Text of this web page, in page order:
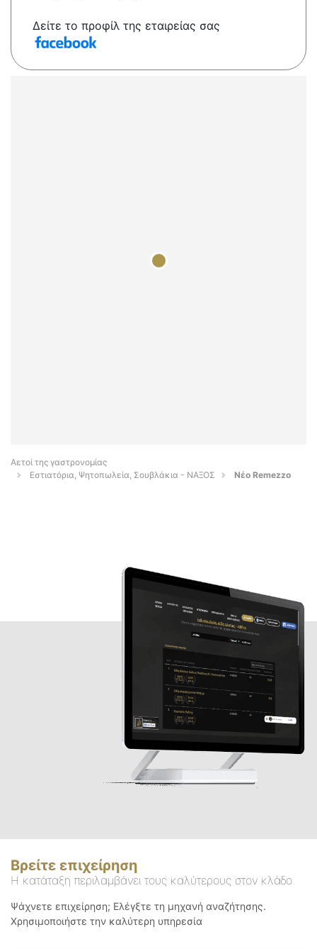
Δείτε το προφίλ της εταιρείας σας
Αετοί της γαστρονομίας
Εστιατόρια, Ψητοπωλεία, Σουβλάκια - ΝΑΞΟΣ
Νέο Remezzo
Βρείτε επιχείρηση
Η κατάταξη περιλαμβάνει τους καλύτερους στον κλάδο
Ψάχνετε επιχείρηση; Ελέγξτε τη μηχανή αναζήτησης.
Χρησιμοποιήστε την καλύτερη υπηρεσία